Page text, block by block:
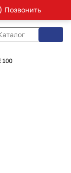
100
Позвонить